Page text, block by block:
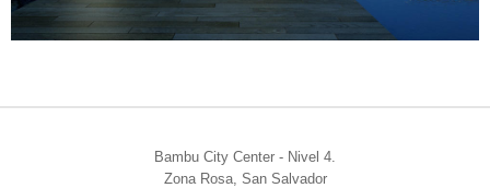
Bambu City Center - Nivel 4.
Zona Rosa, San Salvador